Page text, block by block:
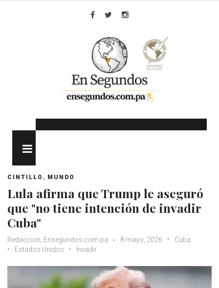
CINTILLO , MUNDO
Lula afirma que Trump le aseguró
que "no tiene intención de invadir
Cuba"
Redacción, Ensegundos.com.pa 8 mayo, 2026
Cuba
Estados Unidos
Invadir